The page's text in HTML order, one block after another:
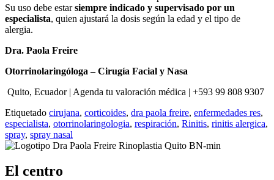
Su uso debe estarsiempre indicado y supervisado por un
especialista, quien ajustará la dosis según la edad y el tipo de
alergia.
Dra. Paola Freire
Otorrinolaringóloga – Cirugía Facial y Nasa
Quito, Ecuador | Agenda tu valoración médica | +593 99 808 9307
Etiquetado cirujana, corticoides, dra paola freire, enfermedades res,
especialista, otorrinolaringologia, respiración, Rinitis, rinitis alergica,
spray, spray nasal
El centro